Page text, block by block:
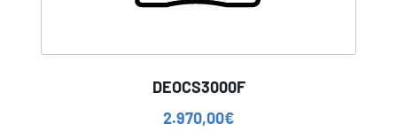
DEOCS3000F
2.970,00€